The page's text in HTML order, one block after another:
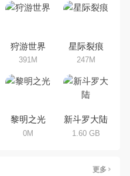
幻手机游戏有哪些呢？游戏今天，
集，欢迎大家前来选择下载体验
狩游世界
391M
星际裂痕
247M
黎明之光
0M
新斗罗大陆
1.60 GB
更多